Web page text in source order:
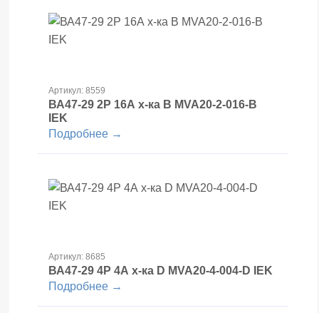
Артикул: 8559
ВА47-29 2Р 16А х-ка В MVA20-2-016-B
IEK
Подробнее →
Артикул: 8685
ВА47-29 4Р 4А х-ка D MVA20-4-004-D IEK
Подробнее →